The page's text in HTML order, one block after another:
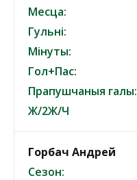
Месца:
Гульні:
Мінуты:
Гол+Пас:
Прапушчаныя галы:
Ж/2Ж/Ч
Горбач Андрей
Сезон: